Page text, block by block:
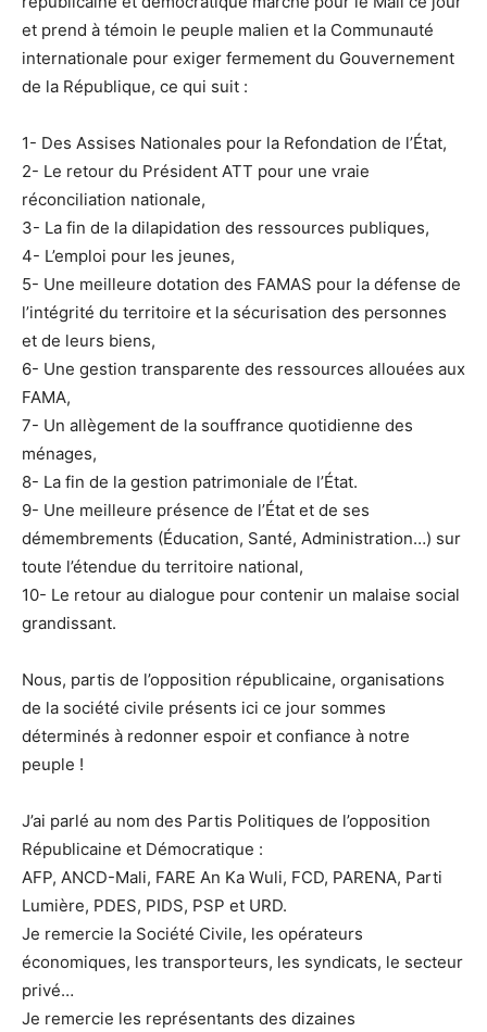
et prend à témoin le peuple malien et la Communauté
internationale pour exiger fermement du Gouvernement
de la République, ce qui suit :
1- Des Assises Nationales pour la Refondation de l’État,
2- Le retour du Président ATT pour une vraie
réconciliation nationale,
3- La fin de la dilapidation des ressources publiques,
4- L’emploi pour les jeunes,
5- Une meilleure dotation des FAMAS pour la défense de
l’intégrité du territoire et la sécurisation des personnes
et de leurs biens,
6- Une gestion transparente des ressources allouées aux
FAMA,
7- Un allègement de la souffrance quotidienne des
ménages,
8- La fin de la gestion patrimoniale de l’État.
9- Une meilleure présence de l’État et de ses
démembrements (Éducation, Santé, Administration…) sur
toute l’étendue du territoire national,
10- Le retour au dialogue pour contenir un malaise social
grandissant.
Nous, partis de l’opposition républicaine, organisations
de la société civile présents ici ce jour sommes
déterminés à redonner espoir et confiance à notre
peuple !
J’ai parlé au nom des Partis Politiques de l’opposition
Républicaine et Démocratique :
AFP, ANCD-Mali, FARE An Ka Wuli, FCD, PARENA, Parti
Lumière, PDES, PIDS, PSP et URD.
Je remercie la Société Civile, les opérateurs
économiques, les transporteurs, les syndicats, le secteur
privé…
Je remercie les représentants des dizaines